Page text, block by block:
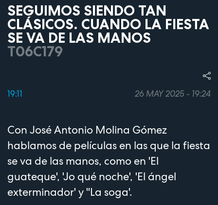
SEGUIMOS SIENDO TAN
CLÁSICOS. CUANDO LA FIESTA
SE VA DE LAS MANOS
T06C179
19:11 26 MAY 2025 - 19:24
Con José Antonio Molina Gómez
hablamos de películas en las que la fiesta
se va de las manos, como en 'El
guateque', 'Jo qué noche', 'El ángel
exterminador' y ''La soga'.